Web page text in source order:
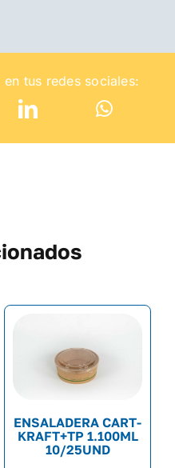
tus redes sociales:
ENSALADERA CART-
KRAFT+TP 1.100ML
10/25UND